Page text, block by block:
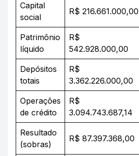
Capital
social
R$ 216.661.000,00
Patrimônio
líquido
R$
542.928.000,00
Depósitos
totais
R$
3.362.226.000,00
Operações
de crédito
R$
3.094.743.687,14
Resultado
(sobras)
R$ 87.397.368,00